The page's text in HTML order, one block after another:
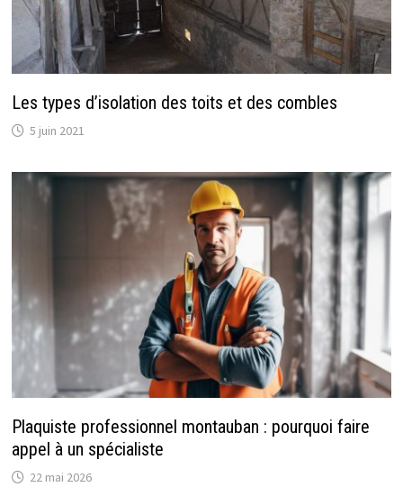
Les types d’isolation des toits et des combles
5 juin 2021
Plaquiste professionnel montauban : pourquoi faire
appel à un spécialiste
22 mai 2026